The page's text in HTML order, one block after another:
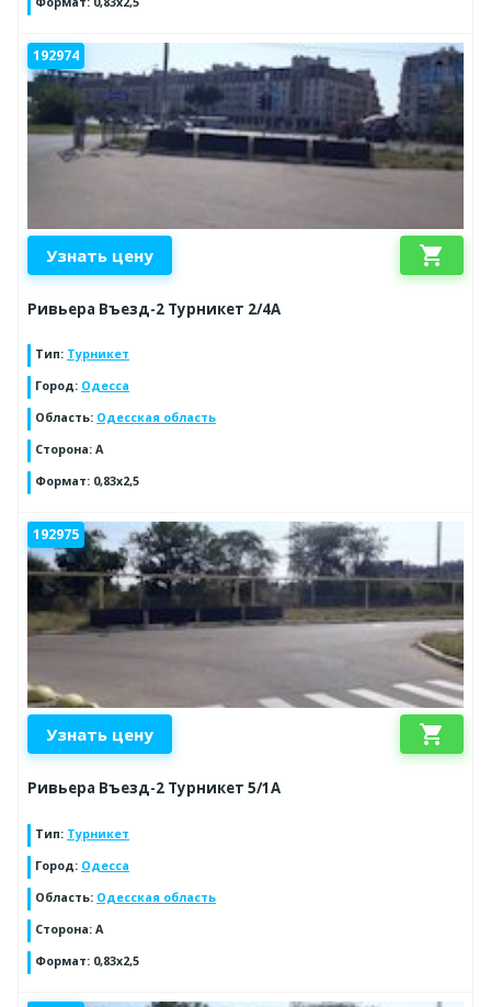
192974
Узнать цену shopping_cart
Ривьера Въезд-2 Турникет 2/4А
Тип: Турникет
Город: Одесса
Область: Одесская область
Сторона: A
Формат: 0,83х2,5
192975
Узнать цену shopping_cart
Ривьера Въезд-2 Турникет 5/1А
Тип: Турникет
Город: Одесса
Область: Одесская область
Сторона: A
Формат: 0,83х2,5